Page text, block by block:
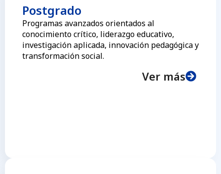
Postgrado
Programas avanzados orientados al
conocimiento crítico, liderazgo educativo,
investigación aplicada, innovación pedagógica y
transformación social.
Ver más